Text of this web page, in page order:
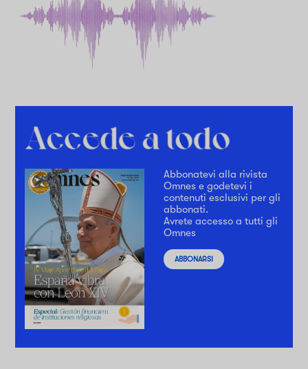
Abbonatevi alla rivista
Omnes e godetevi i
contenuti esclusivi per gli
abbonati.
Avrete accesso a tutti gli
Omnes
ABBONARSI